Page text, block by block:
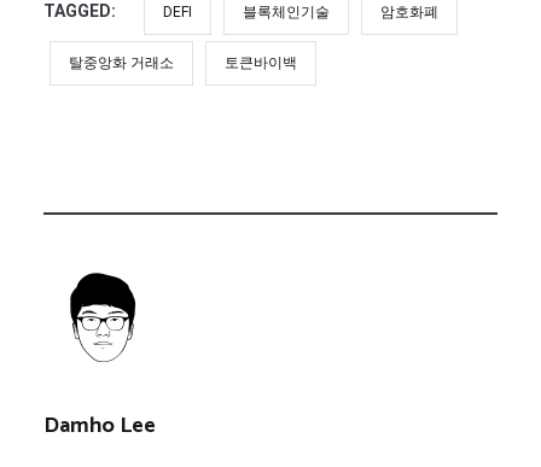
TAGGED: DEFI 블록체인기술 암호화폐
탈중앙화 거래소 토큰바이백
Damho Lee